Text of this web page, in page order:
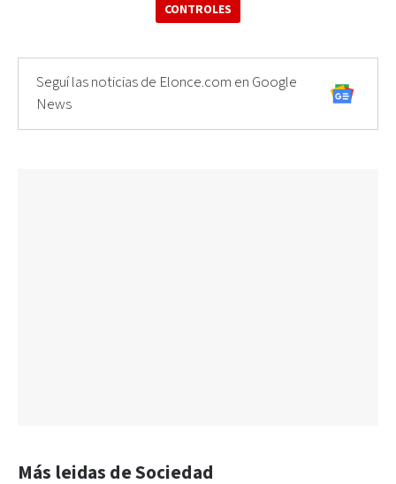
CONTROLES
Seguí las noticias de Elonce.com en Google
News
Más leidas de Sociedad